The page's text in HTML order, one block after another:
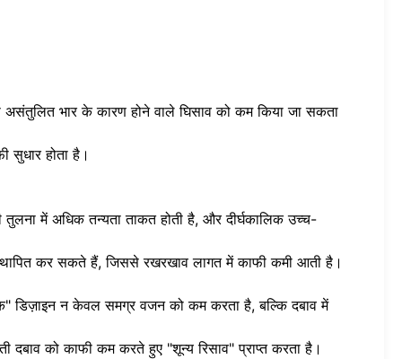
असंतुलित भार के कारण होने वाले घिसाव को कम किया जा सकता
सुधार होता है।
में अधिक तन्यता ताकत होती है, और दीर्घकालिक उच्च-
कर सकते हैं, जिससे रखरखाव लागत में काफी कमी आती है।
डिज़ाइन न केवल समग्र वजन को कम करता है, बल्कि दबाव में
दबाव को काफी कम करते हुए "शून्य रिसाव" प्राप्त करता है।